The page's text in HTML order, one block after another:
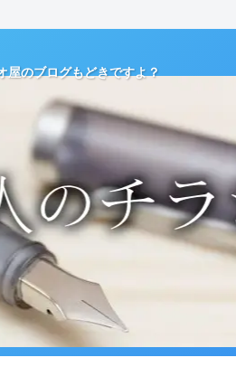
屋のブログもどきですよ？